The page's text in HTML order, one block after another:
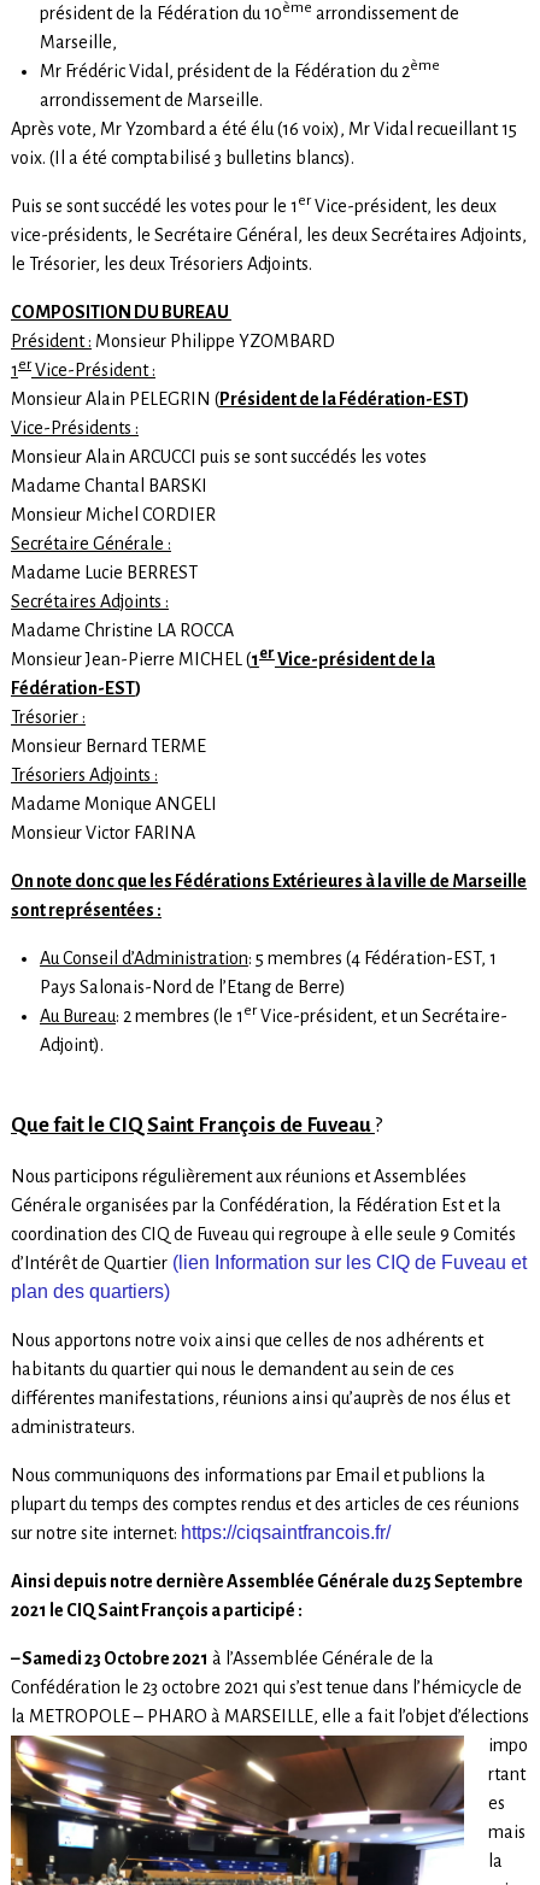
président de la Fédération du 10ème arrondissement de
Marseille,
Mr Frédéric Vidal, président de la Fédération du 2ème
arrondissement de Marseille.
Après vote, Mr Yzombard a été élu (16 voix), Mr Vidal recueillant 15
voix. (Il a été comptabilisé 3 bulletins blancs).
Puis se sont succédé les votes pour le 1 er Vice-président, les deux
vice-présidents, le Secrétaire Général, les deux Secrétaires Adjoints,
le Trésorier, les deux Trésoriers Adjoints.
COMPOSITION DU BUREAU
Président : Monsieur Philippe YZOMBARD
1 erVice-Président :
Monsieur Alain PELEGRIN (Président de la Fédération-EST)
Vice-Présidents :
Monsieur Alain ARCUCCI puis se sont succédés les votes
Madame Chantal BARSKI
Monsieur Michel CORDIER
Secrétaire Générale :
Madame Lucie BERREST
Secrétaires Adjoints :
Madame Christine LA ROCCA
Monsieur Jean-Pierre MICHEL (1 erVice-président de la
Fédération-EST)
Trésorier :
Monsieur Bernard TERME
Trésoriers Adjoints :
Madame Monique ANGELI
Monsieur Victor FARINA
On note donc que les Fédérations Extérieures à la ville de Marseille
sont représentées :
Au Conseil d’Administration: 5 membres (4 Fédération-EST, 1
Pays Salonais-Nord de l’Etang de Berre)
Au Bureau: 2 membres (le 1 er Vice-président, et un Secrétaire-
Adjoint).
Que fait le CIQ Saint François de Fuveau ?
Nous participons régulièrement aux réunions et Assemblées
Générale organisées par la Confédération, la Fédération Est et la
coordination des CIQ de Fuveau qui regroupe à elle seule 9 Comités
d’Intérêt de Quartier (lien Information sur les CIQ de Fuveau et
plan des quartiers)
Nous apportons notre voix ainsi que celles de nos adhérents et
habitants du quartier qui nous le demandent au sein de ces
différentes manifestations, réunions ainsi qu’auprès de nos élus et
administrateurs.
Nous communiquons des informations par Email et publions la
plupart du temps des comptes rendus et des articles de ces réunions
sur notre site internet: https://ciqsaintfrancois.fr/
Ainsi depuis notre dernière Assemblée Générale du 25 Septembre
2021 le CIQ Saint François a participé :
– Samedi 23 Octobre 2021 à l’Assemblée Générale de la
Confédération le 23 octobre 2021 qui s’est tenue dans l’hémicycle de
la METROPOLE – PHARO à MARSEILLE, elle a fait l’objetd’élections
impo
rtant
es
mais
la